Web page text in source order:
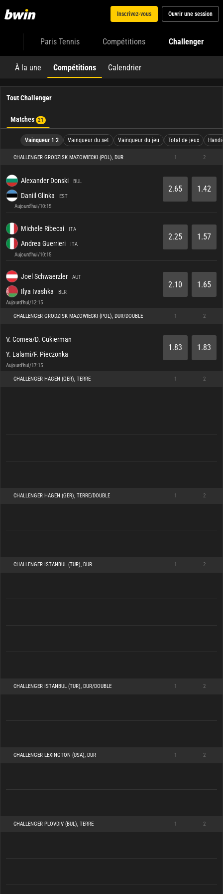
Inscrivez-vous Ouvrir une session
Paris Tennis Compétitions Challenger
À la une Compétitions Calendrier
Tout Challenger
Matches 21
Vainqueur 1 2 Vainqueur du set Vainqueur du jeu Total de jeux
CHALLENGER GRODZISK MAZOWIECKI (POL), DUR 1 2
Alexander Donski BUL
Daniil Glinka
EST
Aujourd'hui/10:15
2.65 1.42
Michele Ribecai ITA
Andrea Guerrieri
ITA
Aujourd'hui/10:15
2.25 1.57
Joel Schwaerzler AUT
Ilya Ivashka
BLR
Aujourd'hui/12:15
2.10 1.65
CHALLENGER GRODZISK MAZOWIECKI (POL), DUR/DOUBLE 1 2
V. Cornea/D. Cukierman
Y. Lalami/F. Pieczonka
Aujourd'hui/17:15
1.83 1.83
CHALLENGER HAGEN (GER), TERRE 1 2
CHALLENGER HAGEN (GER), TERRE/DOUBLE 1 2
CHALLENGER ISTANBUL (TUR), DUR 1 2
CHALLENGER ISTANBUL (TUR), DUR/DOUBLE 1 2
CHALLENGER LEXINGTON (USA), DUR 1 2
CHALLENGER PLOVDIV (BUL), TERRE 1 2